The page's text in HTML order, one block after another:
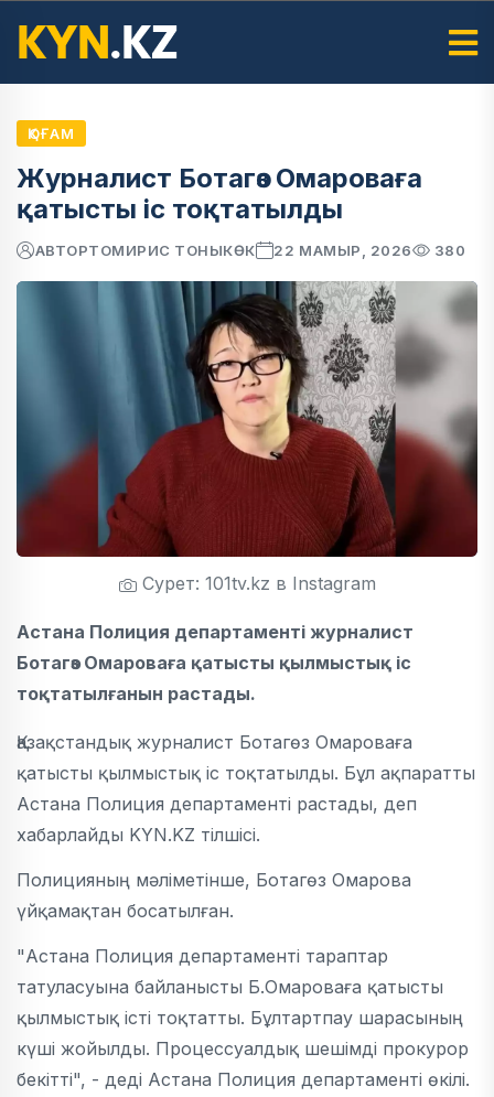
ҚОҒАМ
Журналист Ботагөз Омароваға
қатысты іс тоқтатылды
АВТОРТОМИРИС ТОНЫКӨК 22 МАМЫР, 2026 380
Сурет: 101tv.kz в Instagram
Астана Полиция департаменті журналист
Ботагөз Омароваға қатысты қылмыстық іс
тоқтатылғанын растады.
Қазақстандық журналист Ботагөз Омароваға
қатысты қылмыстық іс тоқтатылды. Бұл ақпаратты
Астана Полиция департаменті растады, деп
хабарлайды KYN.KZ тілшісі.
Полицияның мәліметінше, Ботагөз Омарова
үйқамақтан босатылған.
"Астана Полиция департаменті тараптар
татуласуына байланысты Б.Омароваға қатысты
қылмыстық істі тоқтатты. Бұлтартпау шарасының
күші жойылды. Процессуалдық шешімді прокурор
бекітті", - деді Астана Полиция департаменті өкілі.